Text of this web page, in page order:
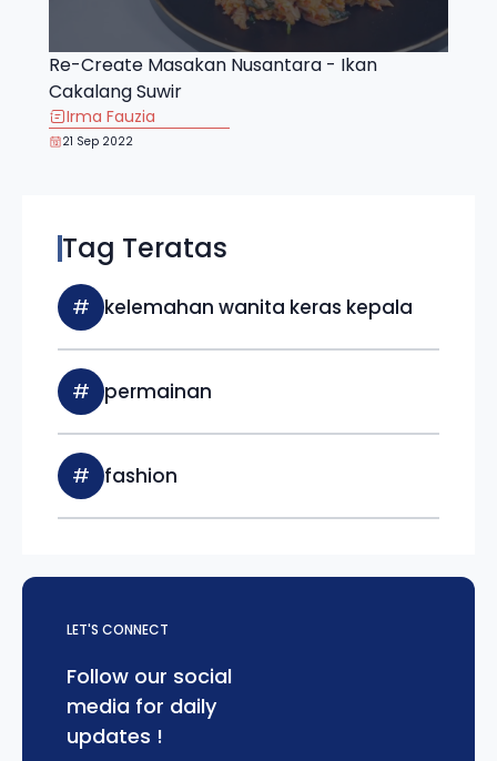
Re-Create Masakan Nusantara - Ikan
Cakalang Suwir
Irma Fauzia
21 Sep 2022
Tag Teratas
# kelemahan wanita keras kepala
# permainan
# fashion
LET'S CONNECT
Follow our social
media for daily
updates !